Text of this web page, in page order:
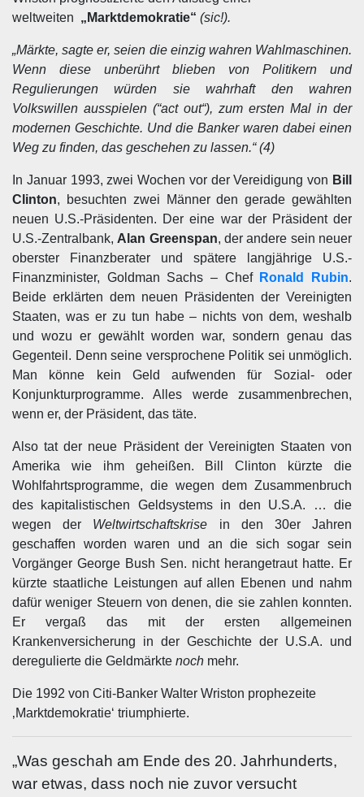
weltweiten „Marktdemokratie“ (sic!).
„Märkte, sagte er, seien die einzig wahren Wahlmaschinen.
Wenn diese unberührt blieben von Politikern und
Regulierungen würden sie wahrhaft den wahren
Volkswillen ausspielen (“act out“), zum ersten Mal in der
modernen Geschichte. Und die Banker waren dabei einen
Weg zu finden, das geschehen zu lassen.“ (4)
In Januar 1993, zwei Wochen vor der Vereidigung von Bill
Clinton, besuchten zwei Männer den gerade gewählten
neuen U.S.-Präsidenten. Der eine war der Präsident der
U.S.-Zentralbank, Alan Greenspan, der andere sein neuer
oberster Finanzberater und spätere langjährige U.S.-
Finanzminister, Goldman Sachs – Chef Ronald Rubin.
Beide erklärten dem neuen Präsidenten der Vereinigten
Staaten, was er zu tun habe – nichts von dem, weshalb
und wozu er gewählt worden war, sondern genau das
Gegenteil. Denn seine versprochene Politik sei unmöglich.
Man könne kein Geld aufwenden für Sozial- oder
Konjunkturprogramme. Alles werde zusammenbrechen,
wenn er, der Präsident, das täte.
Also tat der neue Präsident der Vereinigten Staaten von
Amerika wie ihm geheißen. Bill Clinton kürzte die
Wohlfahrtsprogramme, die wegen dem Zusammenbruch
des kapitalistischen Geldsystems in den U.S.A. … die
wegen der Weltwirtschaftskrise in den 30er Jahren
geschaffen worden waren und an die sich sogar sein
Vorgänger George Bush Sen. nicht herangetraut hatte. Er
kürzte staatliche Leistungen auf allen Ebenen und nahm
dafür weniger Steuern von denen, die sie zahlen konnten.
Er vergaß das mit der ersten allgemeinen
Krankenversicherung in der Geschichte der U.S.A. und
deregulierte die Geldmärkte noch mehr.
Die 1992 von Citi-Banker Walter Wriston prophezeite
‚Marktdemokratie‘ triumphierte.
„Was geschah am Ende des 20. Jahrhunderts,
war etwas, dass noch nie zuvor versucht